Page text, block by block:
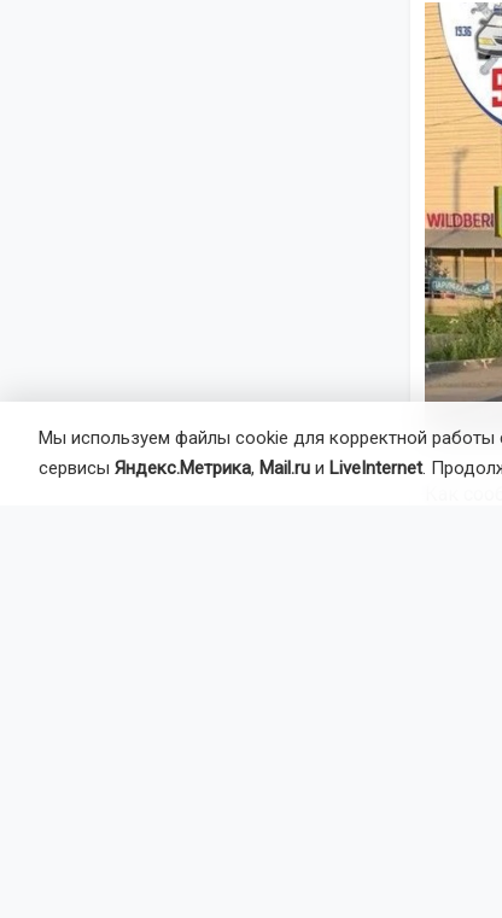
Мы используем файлы cookie для корректной работы
сервисы Яндекс.Метрика, Mail.ru и LiveInternet.